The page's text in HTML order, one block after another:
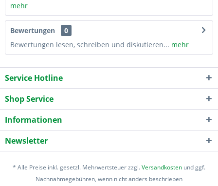
mehr
Bewertungen
0
Bewertungen lesen, schreiben und diskutieren... mehr
Service Hotline
Shop Service
Informationen
Newsletter
* Alle Preise inkl. gesetzl. Mehrwertsteuer zzgl.Versandkosten und ggf.
Nachnahmegebühren, wenn nicht anders beschrieben